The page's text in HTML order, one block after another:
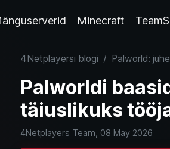
Minecraft
4Netplayersi blogi / Palworld:
Palworldi
täiuslikuks
4Netplayers Team, 08 May 2026